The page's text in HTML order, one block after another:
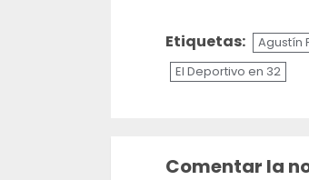
Etiquetas: Agustín
El Deportivo en 32
Comentar la